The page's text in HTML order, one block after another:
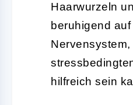
Haarwurzeln
beruhigend
Nervensystem,
hilfreich sein